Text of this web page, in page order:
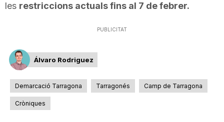
les restriccions actuals fins al 7 de febrer.
PUBLICITAT
Álvaro Rodriguez
Demarcació Tarragona Tarragonés Camp de Tarragona
Cròniques